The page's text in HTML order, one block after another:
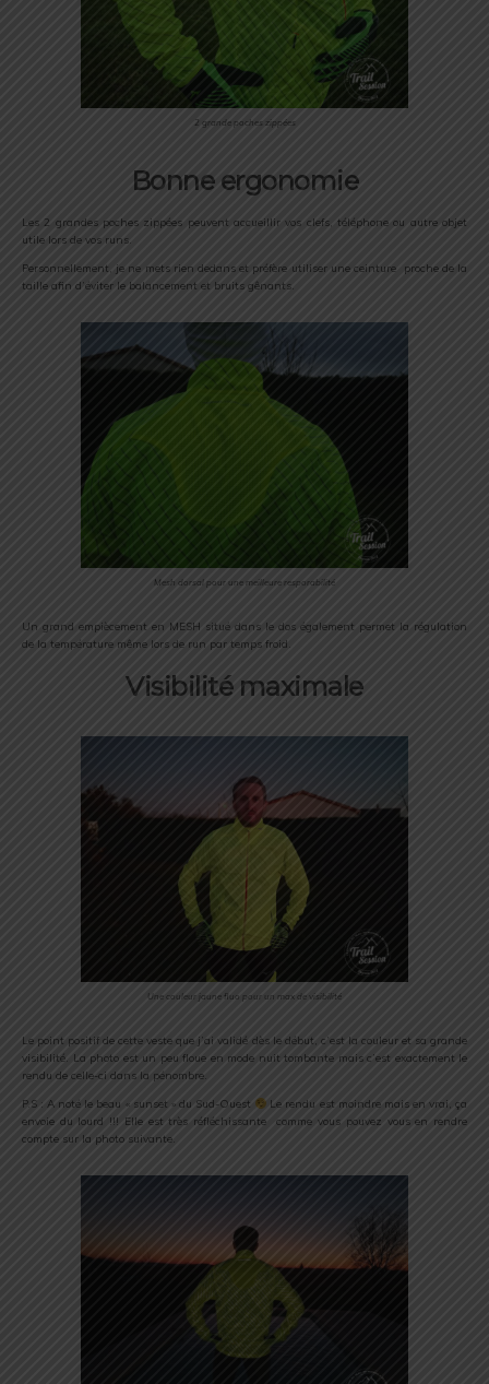
2 grande poches zippées
Bonne ergonomie
Les 2 grandes poches zippées peuvent accueillir vos clefs, téléphone ou autre objet
utile lors de vos runs.
Personnellement, je ne mets rien dedans et préfère utiliser une ceinture proche de la
taille afin d’éviter le balancement et bruits gênants.
Mesh dorsal pour une meilleure resporabilité
Un grand empiècement en MESH situé dans le dos également permet la régulation
de la température même lors de run par temps froid.
Visibilité maximale
Une couleur jaune fluo pour un max de visibilité
Le point positif de cette veste que j’ai validé dès le début, c’est la couleur et sa grande
visibilité. La photo est un peu floue en mode nuit tombante mais c’est exactement le
rendu de celle-ci dans la pénombre.
P.S : A noté le beau « sunset » du Sud-Ouest
Le rendu est moindre mais en vrai, ça
envoie du lourd !!! Elle est très réfléchissante comme vous pouvez vous en rendre
compte sur la photo suivante.